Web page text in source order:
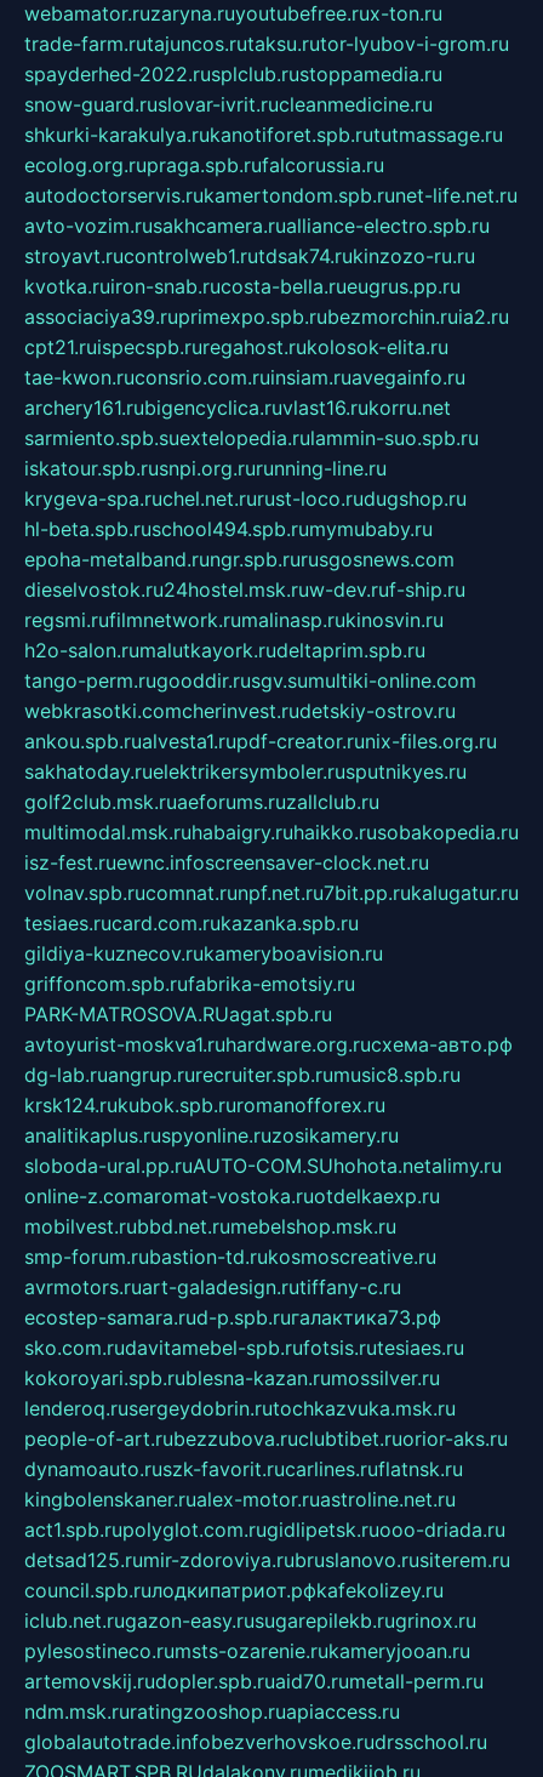
webamator.ruzaryna.ruyoutubefree.rux-ton.ru
trade-farm.rutajuncos.rutaksu.rutor-lyubov-i-grom.ru
spayderhed-2022.rusplclub.rustoppamedia.ru
snow-guard.ruslovar-ivrit.rucleanmedicine.ru
shkurki-karakulya.rukanotiforet.spb.rututmassage.ru
ecolog.org.rupraga.spb.rufalcorussia.ru
autodoctorservis.rukamertondom.spb.runet-life.net.ru
avto-vozim.rusakhcamera.rualliance-electro.spb.ru
stroyavt.rucontrolweb1.rutdsak74.rukinzozo-ru.ru
kvotka.ruiron-snab.rucosta-bella.rueugrus.pp.ru
associaciya39.ruprimexpo.spb.rubezmorchin.ruia2.ru
cpt21.ruispecspb.ruregahost.rukolosok-elita.ru
tae-kwon.ruconsrio.com.ruinsiam.ruavegainfo.ru
archery161.rubigencyclica.ruvlast16.rukorru.net
sarmiento.spb.suextelopedia.rulammin-suo.spb.ru
iskatour.spb.rusnpi.org.rurunning-line.ru
krygeva-spa.ruchel.net.rurust-loco.rudugshop.ru
hl-beta.spb.ruschool494.spb.rumymubaby.ru
epoha-metalband.rungr.spb.rurusgosnews.com
dieselvostok.ru24hostel.msk.ruw-dev.ruf-ship.ru
regsmi.rufilmnetwork.rumalinasp.rukinosvin.ru
h2o-salon.rumalutkayork.rudeltaprim.spb.ru
tango-perm.rugooddir.rusgv.sumultiki-online.com
webkrasotki.comcherinvest.rudetskiy-ostrov.ru
ankou.spb.rualvesta1.rupdf-creator.runix-files.org.ru
sakhatoday.ruelektrikersymboler.rusputnikyes.ru
golf2club.msk.ruaeforums.ruzallclub.ru
multimodal.msk.ruhabaigry.ruhaikko.rusobakopedia.ru
isz-fest.ruewnc.infoscreensaver-clock.net.ru
volnav.spb.rucomnat.runpf.net.ru7bit.pp.rukalugatur.ru
tesiaes.rucard.com.rukazanka.spb.ru
gildiya-kuznecov.rukameryboavision.ru
griffoncom.spb.rufabrika-emotsiy.ru
PARK-MATROSOVA.RUagat.spb.ru
avtoyurist-moskva1.ruhardware.org.ruсхема-авто.рф
dg-lab.ruangrup.rurecruiter.spb.rumusic8.spb.ru
krsk124.rukubok.spb.ruromanofforex.ru
analitikaplus.ruspyonline.ruzosikamery.ru
sloboda-ural.pp.ruAUTO-COM.SUhohota.netalimy.ru
online-z.comaromat-vostoka.ruotdelkaexp.ru
mobilvest.rubbd.net.rumebelshop.msk.ru
smp-forum.rubastion-td.rukosmoscreative.ru
avrmotors.ruart-galadesign.rutiffany-c.ru
ecostep-samara.rud-p.spb.ruгалактика73.рф
sko.com.rudavitamebel-spb.rufotsis.rutesiaes.ru
kokoroyari.spb.rublesna-kazan.rumossilver.ru
lenderoq.rusergeydobrin.rutochkazvuka.msk.ru
people-of-art.rubezzubova.ruclubtibet.ruorior-aks.ru
dynamoauto.ruszk-favorit.rucarlines.ruflatnsk.ru
kingbolenskaner.rualex-motor.ruastroline.net.ru
act1.spb.rupolyglot.com.rugidlipetsk.ruooo-driada.ru
detsad125.rumir-zdoroviya.rubruslanovo.rusiterem.ru
council.spb.ruлодкипатриот.рфkafekolizey.ru
iclub.net.rugazon-easy.rusugarepilekb.rugrinox.ru
pylesostineco.rumsts-ozarenie.rukameryjooan.ru
artemovskij.rudopler.spb.ruaid70.rumetall-perm.ru
ndm.msk.ruratingzooshop.ruapiaccess.ru
globalautotrade.infobezverhovskoe.rudrsschool.ru